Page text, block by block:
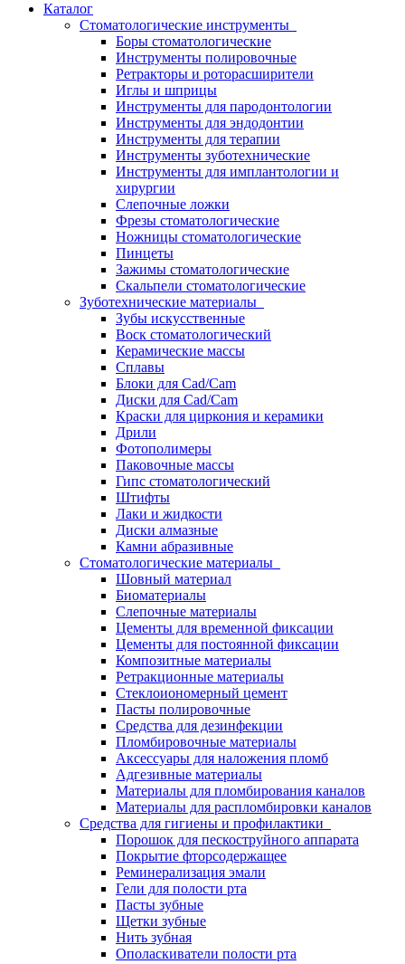
Каталог
Стоматологические инструменты
Боры стоматологические
Инструменты полировочные
Ретракторы и роторасширители
Иглы и шприцы
Инструменты для пародонтологии
Инструменты для эндодонтии
Инструменты для терапии
Инструменты зуботехнические
Инструменты для имплантологии и
хирургии
Слепочные ложки
Фрезы стоматологические
Ножницы стоматологические
Пинцеты
Зажимы стоматологические
Скальпели стоматологические
Зуботехнические материалы
Зубы искусственные
Воск стоматологический
Керамические массы
Сплавы
Блоки для Cad/Cam
Диски для Cad/Cam
Краски для циркония и керамики
Дрили
Фотополимеры
Паковочные массы
Гипс стоматологический
Штифты
Лаки и жидкости
Диски алмазные
Камни абразивные
Стоматологические материалы
Шовный материал
Биоматериалы
Слепочные материалы
Цементы для временной фиксации
Цементы для постоянной фиксации
Композитные материалы
Ретракционные материалы
Стеклоиономерный цемент
Пасты полировочные
Средства для дезинфекции
Пломбировочные материалы
Аксессуары для наложения пломб
Адгезивные материалы
Материалы для пломбирования каналов
Материалы для распломбировки каналов
Средства для гигиены и профилактики
Порошок для пескоструйного аппарата
Покрытие фторсодержащее
Реминерализация эмали
Гели для полости рта
Пасты зубные
Щетки зубные
Нить зубная
Ополаскиватели полости рта